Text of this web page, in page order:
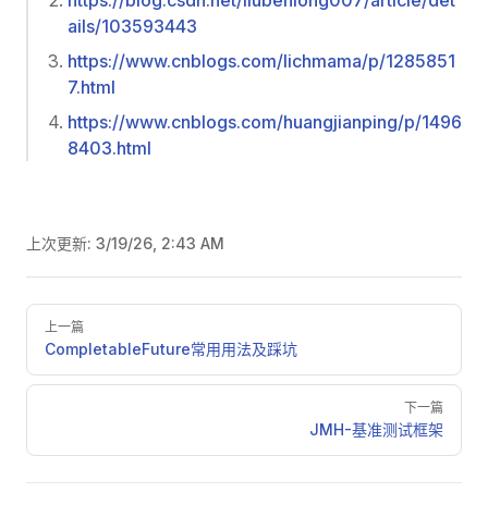
ails/103593443
https://www.cnblogs.com/lichmama/p/1285851
7.html
https://www.cnblogs.com/huangjianping/p/1496
8403.html
上次更新: 3/19/26, 2:43 AM
Pager
上一篇
CompletableFuture常用用法及踩坑
下一篇
JMH-基准测试框架